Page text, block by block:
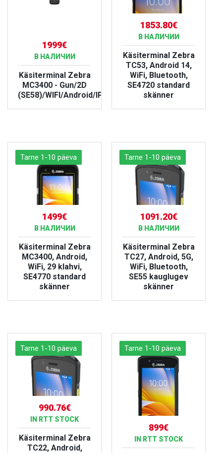
1999€
В НАЛИЧИИ
Käsiterminal Zebra
MC3400 - Gun/2D
(SE58)/WIFI/Android/IP67
1853.80€
В НАЛИЧИИ
Käsiterminal Zebra
TC53, Android 14,
WiFi, Bluetooth,
SE4720 standard
skänner
Tarne 1-10 päeva
1499€
В НАЛИЧИИ
Käsiterminal Zebra
MC3400, Android,
WiFi, 29 klahvi,
SE4770 standard
skänner
Tarne 1-10 päeva
1091.20€
В НАЛИЧИИ
Käsiterminal Zebra
TC27, Android, 5G,
WiFi, Bluetooth,
SE55 kauglugev
skänner
Tarne 1-10 päeva
990.76€
IN RTT STOCK
Käsiterminal Zebra
TC22, Android,
Tarne 1-10 päeva
899€
IN RTT STOCK